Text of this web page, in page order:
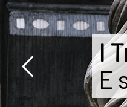
I
E